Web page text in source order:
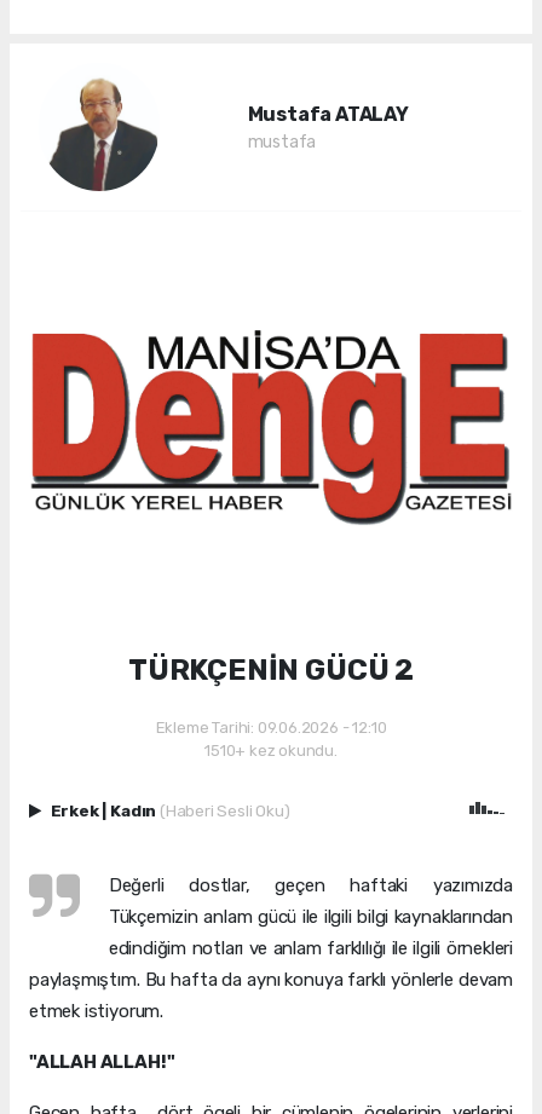
Mustafa ATALAY
mustafa
TÜRKÇENİN GÜCÜ 2
Ekleme Tarihi: 09.06.2026 - 12:10
1510+ kez okundu.
Erkek Kadın (Haberi Sesli Oku)
Değerli dostlar, geçen haftaki yazımızda
Tükçemizin anlam gücü ile ilgili bilgi kaynaklarından
edindiğim notları ve anlam farklılığı ile ilgili örnekleri
paylaşmıştım. Bu hafta da aynı konuya farklı yönlerle devam
etmek istiyorum.
"ALLAH ALLAH!"